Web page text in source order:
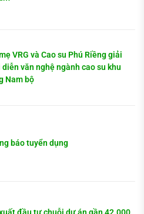
VRG và Cao su Phú Riềng giải
văn nghệ ngành cao su khu
Nam bộ
báo tuyển dụng